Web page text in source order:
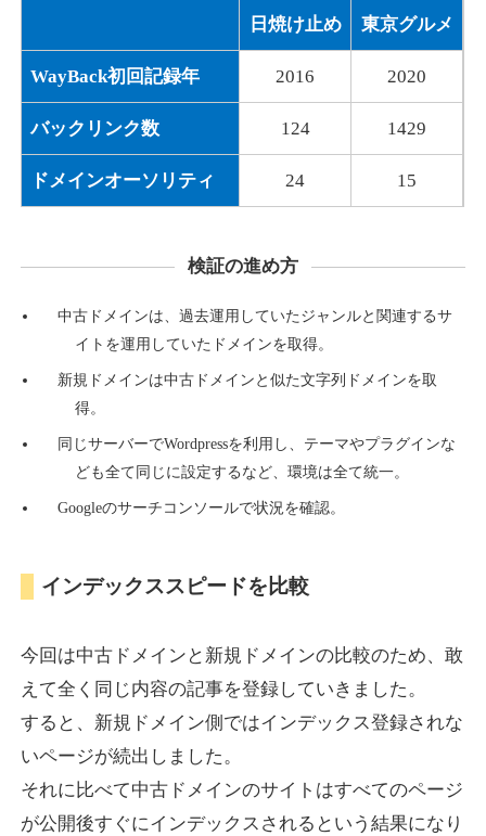
日焼け止め 東京グルメ
WayBack初回記録年 2016 2020
バックリンク数 124 1429
ドメインオーソリティ 24 15
検証の進め方
中古ドメインは、過去運用していたジャンルと関連するサ
イトを運用していたドメインを取得。
新規ドメインは中古ドメインと似た文字列ドメインを取
得。
同じサーバーでWordpressを利用し、テーマやプラグインな
ども全て同じに設定するなど、環境は全て統一。
Googleのサーチコンソールで状況を確認。
インデックススピードを比較
今回は中古ドメインと新規ドメインの比較のため、敢
えて全く同じ内容の記事を登録していきました。
すると、新規ドメイン側ではインデックス登録されな
いページが続出しました。
それに比べて中古ドメインのサイトはすべてのページ
が公開後すぐにインデックスされるという結果になり